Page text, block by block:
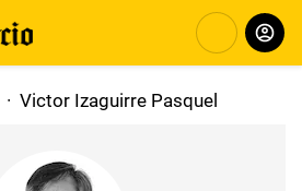
· Victor Izaguirre Pasquel